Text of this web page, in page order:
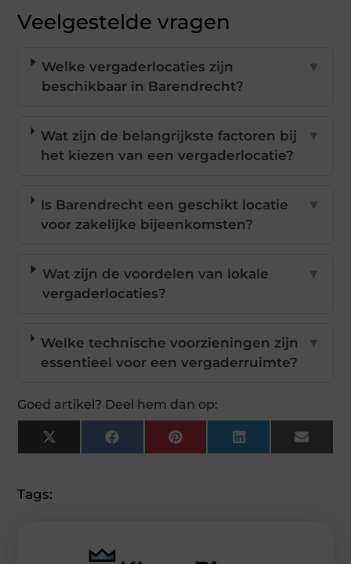
Veelgestelde vragen
Welke vergaderlocaties zijn
beschikbaar in Barendrecht?
▼
Wat zijn de belangrijkste factoren bij
het kiezen van een vergaderlocatie?
▼
Is Barendrecht een geschikt locatie
voor zakelijke bijeenkomsten?
▼
Wat zijn de voordelen van lokale
vergaderlocaties?
▼
Welke technische voorzieningen zijn
essentieel voor een vergaderruimte?
▼
Goed artikel? Deel hem dan op:
X
(Twitter)
FacebookPinterestLinkedInEmail
Tags: